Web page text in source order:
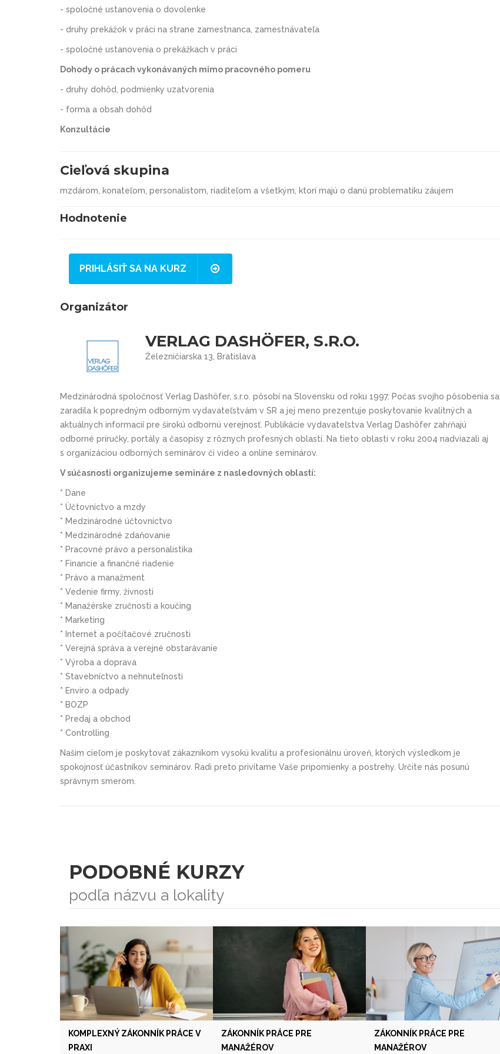
- spoločné ustanovenia o dovolenke
- druhy prekážok v práci na strane zamestnanca, zamestnávateľa
- spoločné ustanovenia o prekážkach v práci
Dohody o prácach vykonávaných mimo pracovného pomeru
- druhy dohôd, podmienky uzatvorenia
- forma a obsah dohôd
Konzultácie
Cieľová skupina
mzdárom, konateľom, personalistom, riaditeľom a všetkým, ktorí majú o danú problematiku záujem
Hodnotenie
PRIHLÁSIŤ SA NA KURZ
Organizátor
VERLAG DASHÖFER, S.R.O.
Železničiarska 13, Bratislava
Medzinárodná spoločnosť Verlag Dashöfer, s.r.o. pôsobí na Slovensku od roku 1997. Počas svojho pôsobenia sa
zaradila k popredným odborným vydavateľstvám v SR a jej meno prezentuje poskytovanie kvalitných a
aktuálnych informacií pre širokú odbornú verejnosť. Publikácie vydavateľstva Verlag Dashöfer zahŕňajú
odborné príručky, portály a časopisy z rôznych profesných oblastí. Na tieto oblasti v roku 2004 nadviazali aj
s organizáciou odborných seminárov či video a online seminárov.
V súčasnosti organizujeme semináre z nasledovných oblastí:
* Dane
* Účtovníctvo a mzdy
* Medzinárodné účtovníctvo
* Medzinárodné zdaňovanie
* Pracovné právo a personalistika
* Financie a finančné riadenie
* Právo a manažment
* Vedenie firmy, živnosti
* Manažérske zručnosti a koučing
* Marketing
* Internet a počítačové zručnosti
* Verejná správa a verejné obstarávanie
* Výroba a doprava
* Stavebníctvo a nehnuteľnosti
* Enviro a odpady
* BOZP
* Predaj a obchod
* Controlling
Našim cieľom je poskytovať zákazníkom vysokú kvalitu a profesionálnu úroveň, ktorých výsledkom je
spokojnosť účastníkov seminárov. Radi preto privítame Vaše pripomienky a postrehy. Určite nás posunú
správnym smerom.
PODOBNÉ KURZY
podľa názvu a lokality
KOMPLEXNÝ ZÁKONNÍK PRÁCE V
PRAXI
ZÁKONNÍK PRÁCE PRE
MANAŽÉROV
ZÁKONNÍK PRÁCE PRE
MANAŽÉROV